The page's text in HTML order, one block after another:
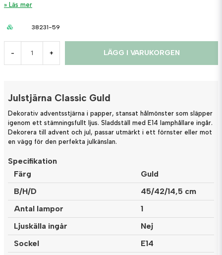
Läs mer
38231-59
- + LÄGG I VARUKORGEN
Julstjärna Classic Guld
Dekorativ adventsstjärna i papper, stansat hålmönster som släpper
igenom ett stämningsfullt ljus. Sladdställ med E14 lamphållare ingår.
Dekorera till advent och jul, passar utmärkt i ett förnster eller mot
en vägg för den perfekta julkänslan.
Specifikation
Färg
Guld
B/H/D
45/42/14,5 cm
Antal lampor
1
Ljuskälla ingår
Nej
Sockel
E14